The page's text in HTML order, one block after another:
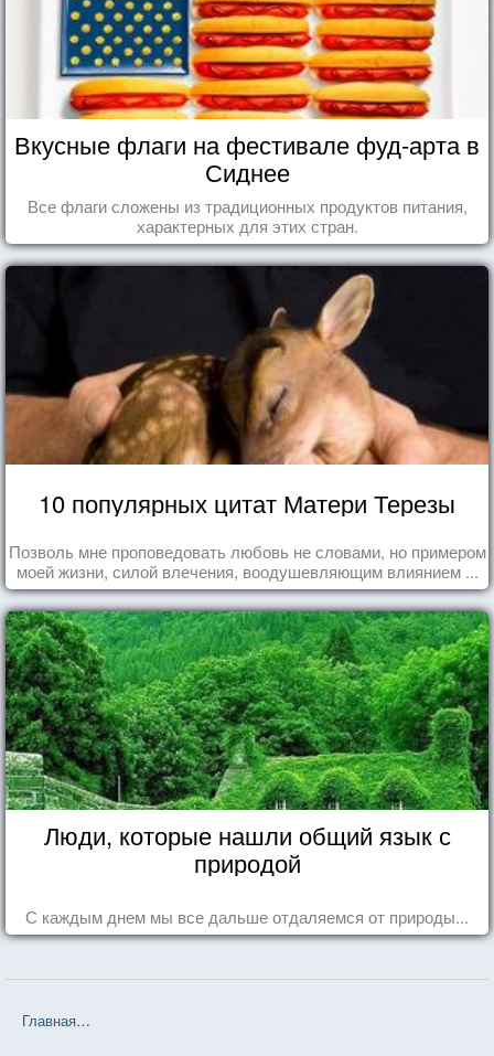
Вкусные флаги на фестивале фуд-арта в
Сиднее
Все флаги сложены из традиционных продуктов питания,
характерных для этих стран.
10 популярных цитат Матери Терезы
Позволь мне проповедовать любовь не словами, но примером
моей жизни, силой влечения, воодушевляющим влиянием ...
Люди, которые нашли общий язык с
природой
С каждым днем мы все дальше отдаляемся от природы...
Главная